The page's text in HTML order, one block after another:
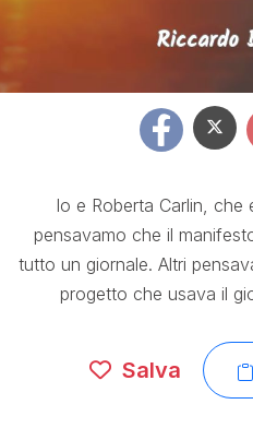
Io e Roberta Carlin, che
pensavamo che il
tutto un giornale. Altri
progetto che usava il
Salva